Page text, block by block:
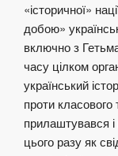
«історичної»
добою»
включно з
часу цілком
український
проти класового
прилаштувався і
цього разу як